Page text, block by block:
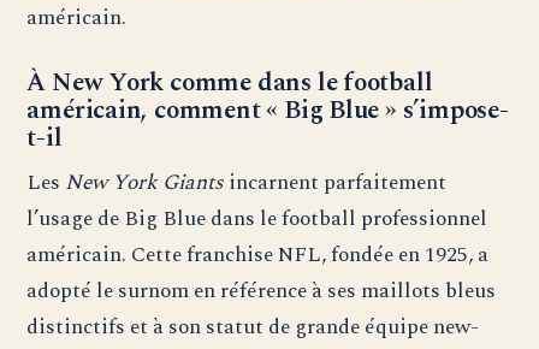
américain.
À New York comme dans le football
américain, comment « Big Blue » s’impose-
t-il
Les New York Giantsincarnent parfaitement
l’usage de Big Blue dans le football professionnel
américain. Cette franchise NFL, fondée en 1925, a
adopté le surnom en référence à ses maillots bleus
distinctifs et à son statut de grande équipe new-